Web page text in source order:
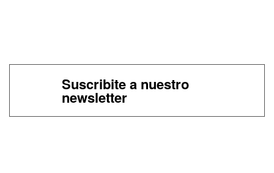
Suscribite a nuestro
newsletter